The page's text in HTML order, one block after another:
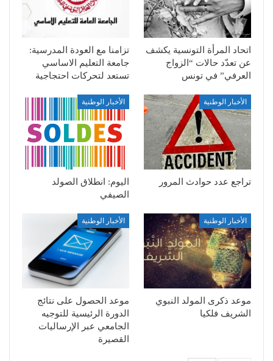
اتحاد المرأة التونسية يكشف
عن تعدّد حالات “الزواج
العرفي” في تونس
تزامنا مع العودة المدرسية:
جامعة التعليم الاساسي
تستعد لتحركات احتجاجية
الأخبار الوطنية
تراجع عدد حوادث المرور
الأخبار الوطنية
اليوم: انطلاق الصولد
الصيفي
الأخبار الوطنية
موعد ذكرى المولد النبوي
الشريف فلكيا
الأخبار الوطنية
موعد الحصول على نتائج
الدورة الرئيسية للتوجيه
الجامعي عبر الإرساليات
القصيرة